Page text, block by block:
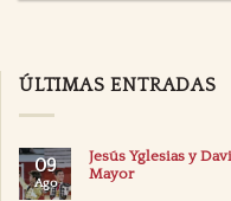
ÚLTIMAS ENTRADAS
09
Ago
Jesús Yglesias y
Mayor